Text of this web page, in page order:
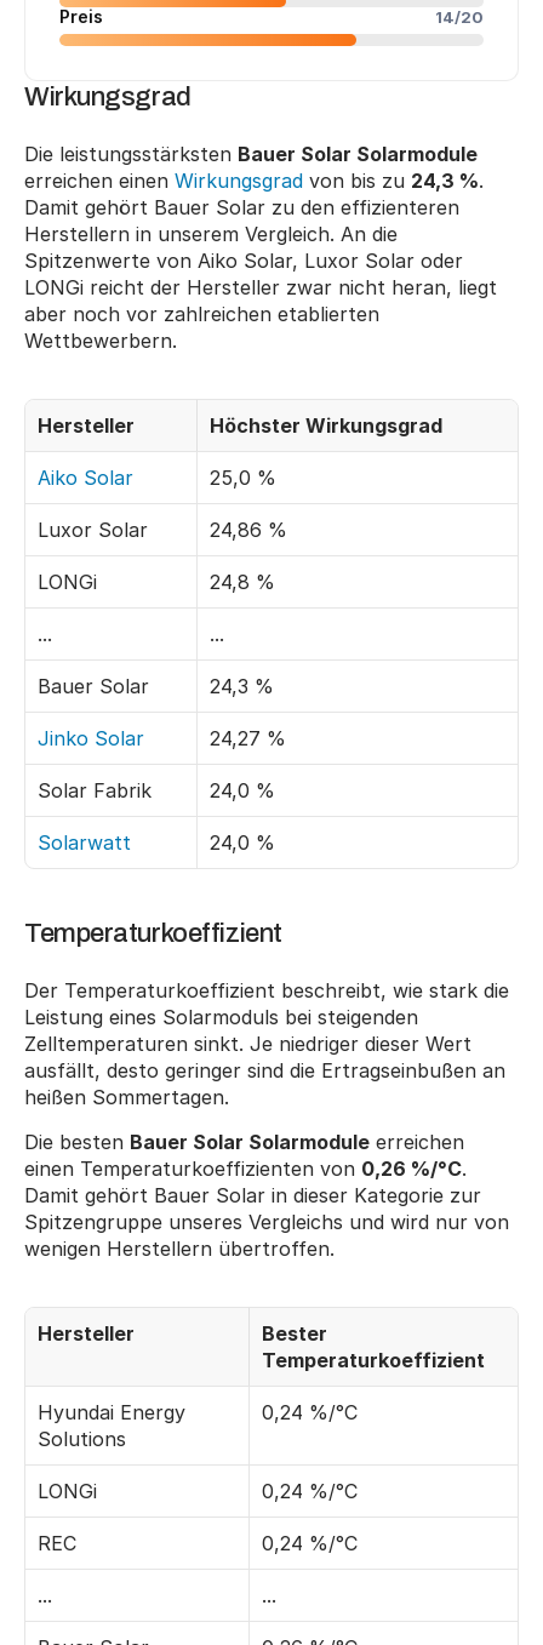
Preis 14/20
Wirkungsgrad
Die leistungsstärksten Bauer Solar Solarmodule
erreichen einen Wirkungsgrad von bis zu 24,3 %.
Damit gehört Bauer Solar zu den effizienteren
Herstellern in unserem Vergleich. An die
Spitzenwerte von Aiko Solar, Luxor Solar oder
LONGi reicht der Hersteller zwar nicht heran, liegt
aber noch vor zahlreichen etablierten
Wettbewerbern.
Hersteller Höchster Wirkungsgrad
Aiko Solar 25,0 %
Luxor Solar 24,86 %
LONGi 24,8 %
... ...
Bauer Solar 24,3 %
Jinko Solar 24,27 %
Solar Fabrik 24,0 %
Solarwatt 24,0 %
Temperaturkoeffizient
Der Temperaturkoeffizient beschreibt, wie stark die
Leistung eines Solarmoduls bei steigenden
Zelltemperaturen sinkt. Je niedriger dieser Wert
ausfällt, desto geringer sind die Ertragseinbußen an
heißen Sommertagen.
Die besten Bauer Solar Solarmodule erreichen
einen Temperaturkoeffizienten von 0,26 %/°C.
Damit gehört Bauer Solar in dieser Kategorie zur
Spitzengruppe unseres Vergleichs und wird nur von
wenigen Herstellern übertroffen.
Hersteller
Bester
Temperaturkoeffizient
Hyundai Energy
Solutions
0,24 %/°C
LONGi 0,24 %/°C
REC 0,24 %/°C
... ...